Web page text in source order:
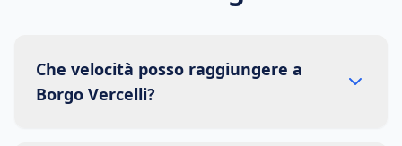
Che velocità posso raggiungere a
Borgo Vercelli?